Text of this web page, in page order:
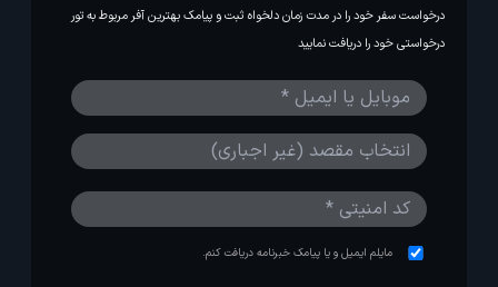
درخواست سفر خود را در مدت زمان دلخواه ثبت و پیامک بهترین آفر مربوط به تور
درخواستی خود را دریافت نمایید
مایلم ایمیل و یا پیامک خبرنامه دریافت کنم.